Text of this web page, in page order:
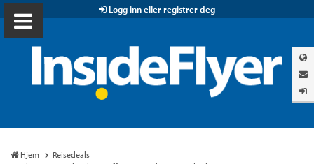
Logg inn eller registrer deg
Hjem
Reisedeals